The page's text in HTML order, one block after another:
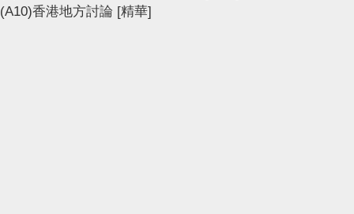
(A10)香港地方討論 [精華]